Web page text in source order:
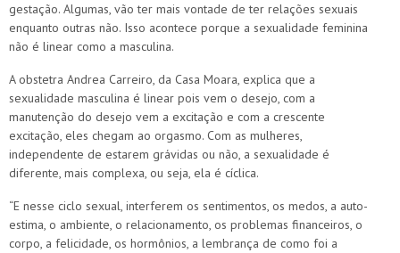
gestação. Algumas, vão ter mais vontade de ter relações sexuais
enquanto outras não. Isso acontece porque a sexualidade feminina
não é linear como a masculina.
A obstetra Andrea Carreiro, da Casa Moara, explica que a
sexualidade masculina é linear pois vem o desejo, com a
manutenção do desejo vem a excitação e com a crescente
excitação, eles chegam ao orgasmo. Com as mulheres,
independente de estarem grávidas ou não, a sexualidade é
diferente, mais complexa, ou seja, ela é cíclica.
“E nesse ciclo sexual, interferem os sentimentos, os medos, a auto-
estima, o ambiente, o relacionamento, os problemas financeiros, o
corpo, a felicidade, os hormônios, a lembrança de como foi a